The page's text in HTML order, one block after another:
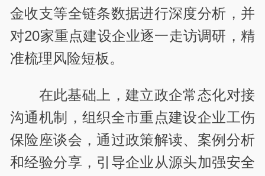
金收支等全链条数据进行深度分析，并
对20家重点建设企业逐一走访调研，精
准梳理风险短板。
在此基础上，建立政企常态化对接
沟通机制，组织全市重点建设企业工伤
保险座谈会，通过政策解读、案例分析
和经验分享，引导企业从源头加强安全